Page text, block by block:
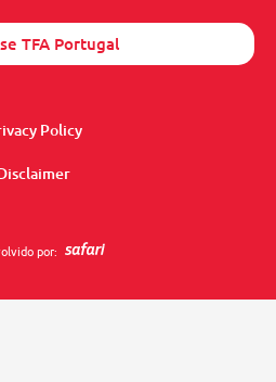
TFA Portugal
Policy
por: